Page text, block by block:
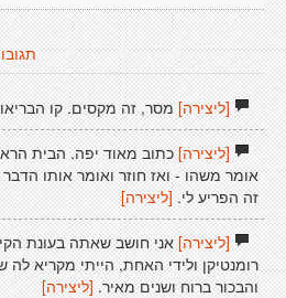
[ליצירה]מסר, זה מקסים. קו
[ליצירה]כתוב מאוד יפה. הבית
אומר משהו - ואז חוזר ואומר אותו
זה הפריע לי. [ליצירה]
[ליצירה]אני חושב שאתה בעונת
רומנטיקן ולידי האחת, הייתי מקריא לה
והבכור ברוח ושנים מאיר.[ליצירה]